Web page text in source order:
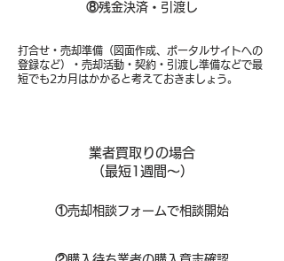
打合せ・売却準備（図面作成、ポータルサイトへの
登録など）・売却活動・契約・引渡し準備などで最
短でも2カ月はかかると考えておきましょう。
⑧​残金決済・引渡し
業者買取りの場合
（​最短1週間～）
①​売却相談フォームで相談開始